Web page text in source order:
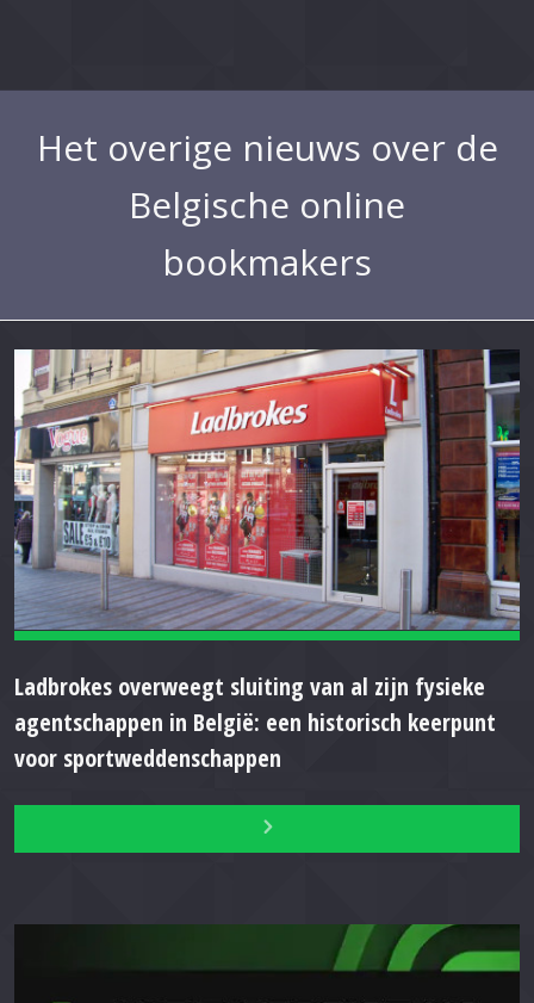
Het overige nieuws over de
Belgische online
bookmakers
Ladbrokes overweegt sluiting van al zijn fysieke
agentschappen in België: een historisch keerpunt
voor sportweddenschappen